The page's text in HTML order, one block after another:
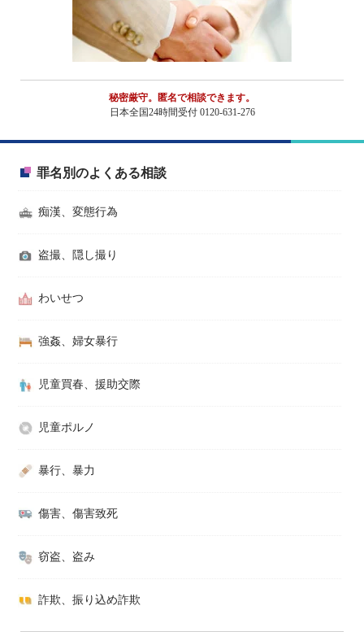
秘密厳守。匿名で相談できます。
日本全国24時間受付 0120-631-276
罪名別のよくある相談
痴漢、変態行為
盗撮、隠し撮り
わいせつ
強姦、婦女暴行
児童買春、援助交際
児童ポルノ
暴行、暴力
傷害、傷害致死
窃盗、盗み
詐欺、振り込め詐欺